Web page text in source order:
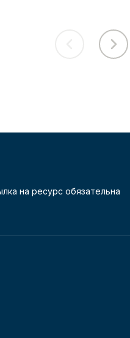
на ресурс обязательна